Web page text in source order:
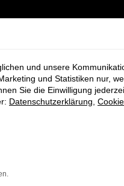
und unsere
und Statistiken nur,
Sie die Einwilligung
Datenschutzerklärung